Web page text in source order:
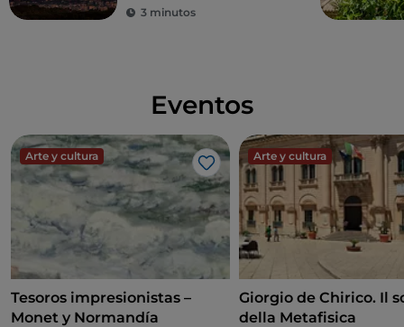
3 minutos
Eventos
Arte y cultura
Me gusta
Tesoros impresionistas –
Monet y Normandía
Arte y cultura
Giorgio de Chirico. Il
della Metafisica